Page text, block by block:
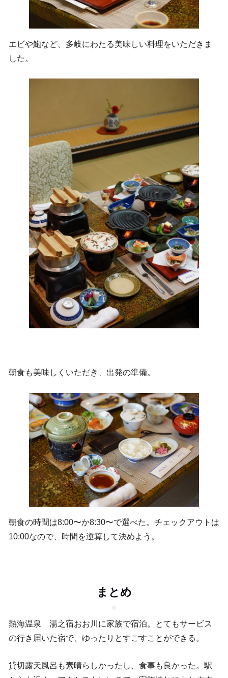
エビや鮑など、多岐にわたる美味しい料理をいただきま
した。
朝食も美味しくいただき、出発の準備。
朝食の時間は8:00〜か8:30〜で選べた。チェックアウトは
10:00なので、時間を逆算して決めよう。
まとめ
熱海温泉 湯之宿おお川に家族で宿泊。とてもサービス
の行き届いた宿で、ゆったりとすごすことができる。
貸切露天風呂も素晴らしかったし、食事も良かった。駅